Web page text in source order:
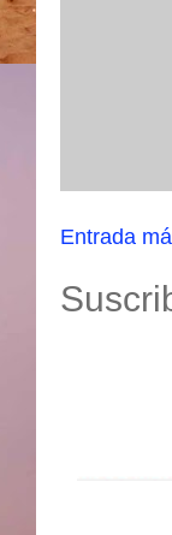
Entrada